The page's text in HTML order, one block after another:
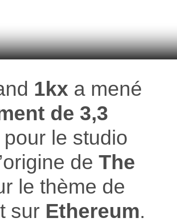
1kx a mené
de 3,3
pour le studio
de The
le thème de
sur Ethereum.